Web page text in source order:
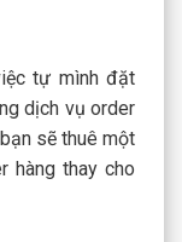
tự mình đặt
dịch vụ order
sẽ thuê một
hàng thay cho